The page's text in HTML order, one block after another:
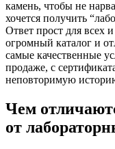
камень, чтобы не
хочется получить
Ответ прост для всех
огромный каталог и
самые качественные
продаже, с
неповторимую
Чем
от